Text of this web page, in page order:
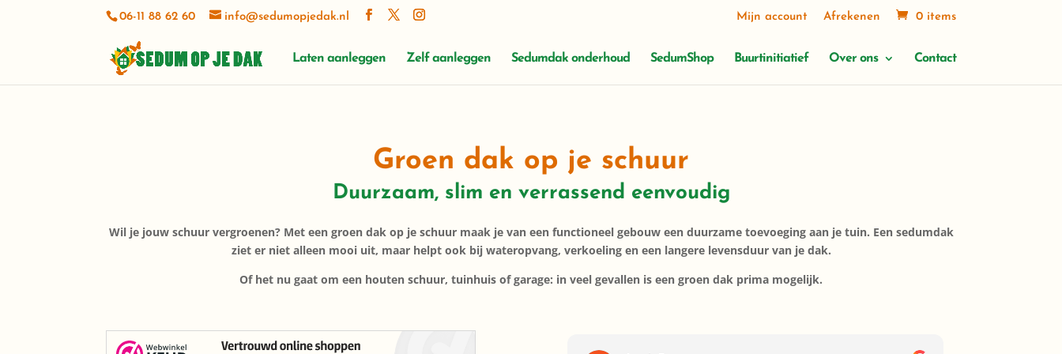
06-11 88 62 60 info@sedumopjedak.nl Mijn account Afrekenen 0 items
Laten aanleggen Zelf aanleggen Sedumdak onderhoud SedumShop Buurtinitiatief Over ons Contact
Groen dak op je schuur
Duurzaam, slim en verrassend eenvoudig
Wil je jouw schuur vergroenen? Met een groen dak op je schuur maak je van een functioneel gebouw een duurzame toevoeging aan je tuin. Een sedumdak
ziet er niet alleen mooi uit, maar helpt ook bij wateropvang, verkoeling en een langere levensduur van je dak.
Of het nu gaat om een houten schuur, tuinhuis of garage: in veel gevallen is een groen dak prima mogelijk.